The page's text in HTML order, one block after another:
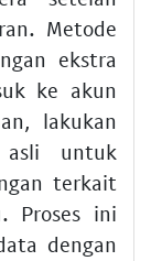
Metode
ekstra
ke akun
lakukan
asli untuk
terkait
Proses ini
dengan